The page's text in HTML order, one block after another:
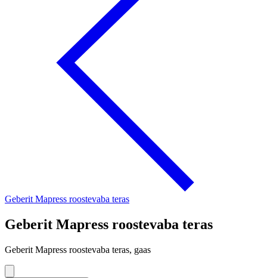
Geberit Mapress roostevaba teras
Geberit Mapress roostevaba teras
Geberit Mapress roostevaba teras, gaas